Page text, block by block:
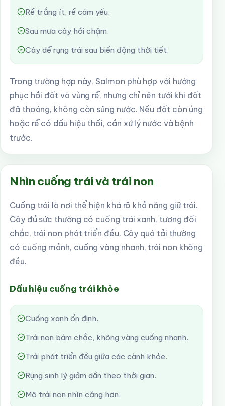
Rễ trắng ít, rễ cám yếu.
Sau mưa cây hồi chậm.
Cây dễ rụng trái sau biến động thời tiết.
Trong trường hợp này, Salmon phù hợp với hướng
phục hồi đất và vùng rễ, nhưng chỉ nên tưới khi đất
đã thoáng, không còn sũng nước. Nếu đất còn úng
hoặc rễ có dấu hiệu thối, cần xử lý nước và bệnh
trước.
Nhìn cuống trái và trái non
Cuống trái là nơi thể hiện khá rõ khả năng giữ trái.
Cây đủ sức thường có cuống trái xanh, tương đối
chắc, trái non phát triển đều. Cây quá tải thường
có cuống mảnh, cuống vàng nhanh, trái non không
đều.
Dấu hiệu cuống trái khỏe
Cuống xanh ổn định.
Trái non bám chắc, không vàng cuống nhanh.
Trái phát triển đều giữa các cành khỏe.
Rụng sinh lý giảm dần theo thời gian.
Mô trái non nhìn căng hơn.